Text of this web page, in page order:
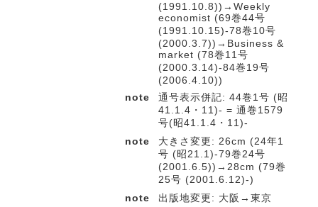
(1991.10.8))→Weekly
economist (69巻44号
(1991.10.15)-78巻10号
(2000.3.7))→Business &
market (78巻11号
(2000.3.14)-84巻19号
(2006.4.10))
note
通号表示併記: 44巻1号 (昭
41.1.4・11)- = 通巻1579
号(昭41.1.4・11)-
note
大きさ変更: 26cm (24年1
号 (昭21.1)-79巻24号
(2001.6.5))→28cm (79巻
25号 (2001.6.12)-)
note
出版地変更: 大阪→東京